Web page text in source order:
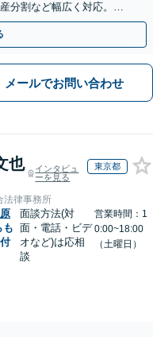
分割など幅広く対応。お
無料】
メールでお問い合わせ
也
インタビュ
ーを見る
東京都
法律事務所
も
面談方法(対
面・電話・ビデ
オなど)は応相
談
営業時間：1
0:00~18:00
（土曜日）